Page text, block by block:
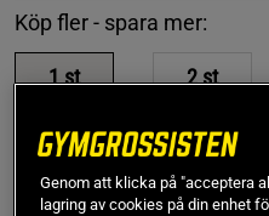
Köp fler - spara mer:
1st
2st
-10%
Gäller också när du köper flera
Genom att klicka på "acceptera
lagring av cookies på din enhet